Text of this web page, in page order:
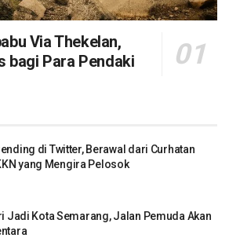
Via Thekelan,
bagi Para Pendaki
di Twitter, Berawal dari Curhatan
yang Mengira Pelosok
Jadi Kota Semarang, Jalan Pemuda Akan